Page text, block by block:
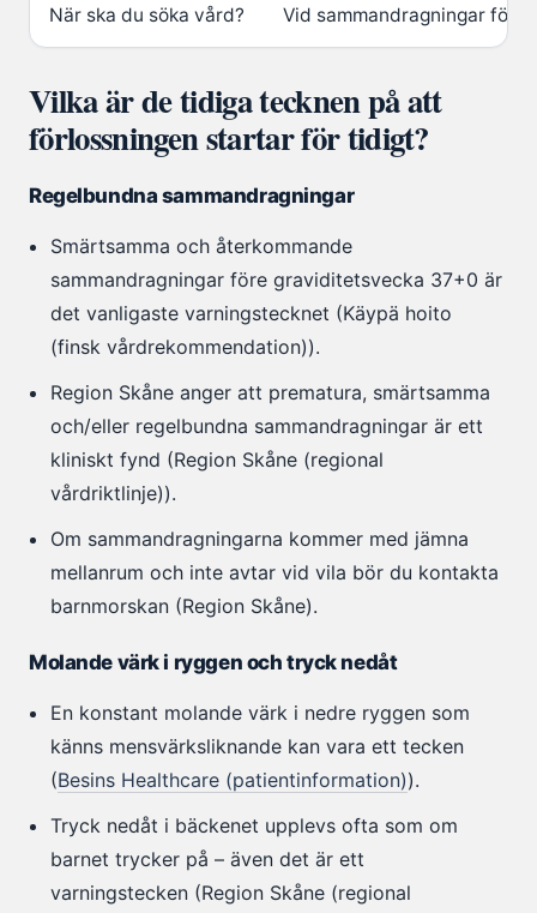
När ska du söka vård? Vid sammandragningar
Vilka är de tidiga tecknen på att
förlossningen startar för tidigt?
Regelbundna sammandragningar
Smärtsamma och återkommande
sammandragningar före graviditetsvecka 37+0 är
det vanligaste varningstecknet (Käypä hoito
(finsk vårdrekommendation)).
Region Skåne anger att prematura, smärtsamma
och/eller regelbundna sammandragningar är ett
kliniskt fynd (Region Skåne (regional
vårdriktlinje)).
Om sammandragningarna kommer med jämna
mellanrum och inte avtar vid vila bör du kontakta
barnmorskan (Region Skåne).
Molande värk i ryggen och tryck nedåt
En konstant molande värk i nedre ryggen som
känns mensvärksliknande kan vara ett tecken
(Besins Healthcare (patientinformation)).
Tryck nedåt i bäckenet upplevs ofta som om
barnet trycker på – även det är ett
varningstecken (Region Skåne (regional